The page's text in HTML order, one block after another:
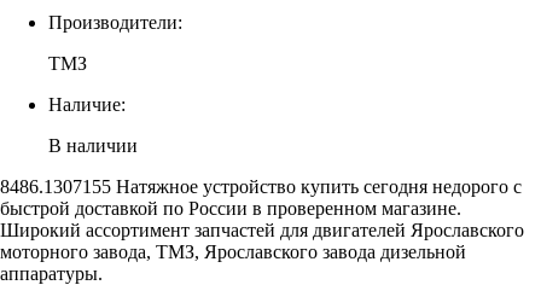
Производители:
ТМЗ
Наличие:
В наличии
8486.1307155 Натяжное устройство купить сегодня недорого с
быстрой доставкой по России в проверенном магазине.
Широкий ассортимент запчастей для двигателей Ярославского
моторного завода, ТМЗ, Ярославского завода дизельной
аппаратуры.